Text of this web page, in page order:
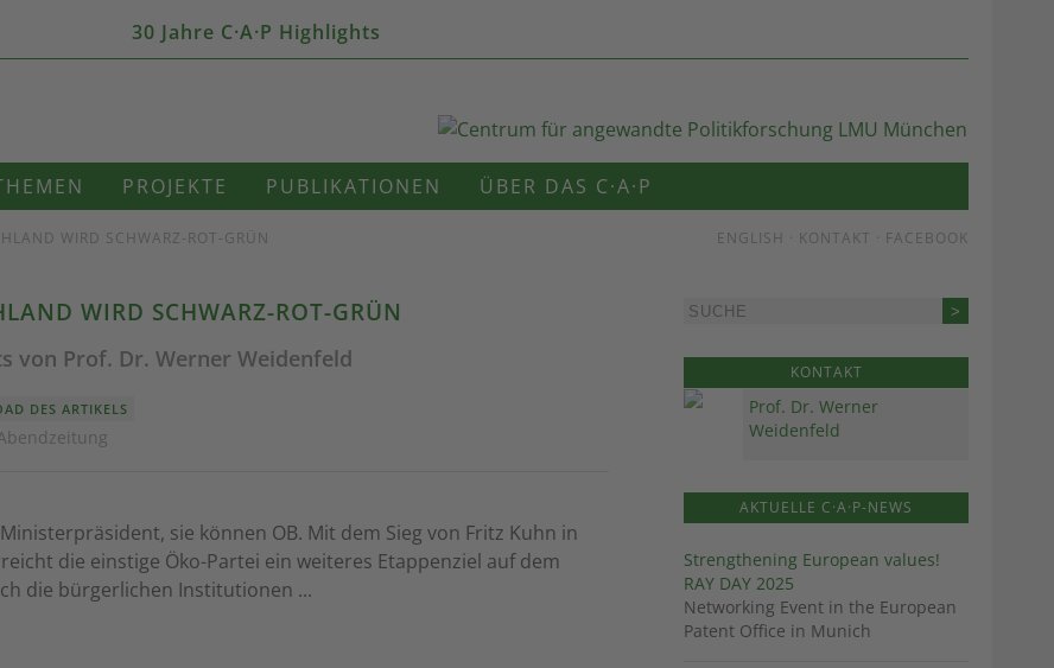
30 Jahre C·A·P Highlights
PROJEKTE PUBLIKATIONEN ÜBER DAS C·A·P
WIRD SCHWARZ-ROT-GRÜN ENGLISH · KONTAKT · FACEBOOK
WIRD SCHWARZ-ROT-GRÜN
von Prof. Dr. Werner Weidenfeld
DES ARTIKELS
sie können OB. Mit dem Sieg von Fritz Kuhn in
die einstige Öko-Partei ein weiteres Etappenziel auf dem
die bürgerlichen Institutionen ...
KONTAKT
Prof. Dr. Werner
Weidenfeld
AKTUELLE C·A·P-NEWS
Strengthening European values!
RAY DAY 2025
Networking Event in the European
Patent Office in Munich